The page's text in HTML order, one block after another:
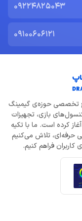
09224825043
09100606121
یکی از مراجع تخصصی حوزه‌ی گیمینگ
بازی، تجهیزات
کرده است. ما با تکیه
حرفه‌ای، تلاش می‌کنیم
فراهم کنیم.